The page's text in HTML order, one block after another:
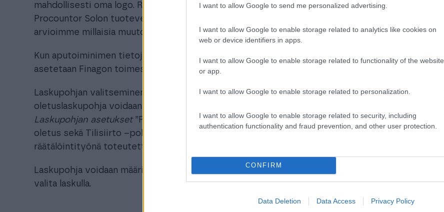
I want to allow Google to send me personalized advertising.
I want to allow Google to enable storage related to analytics like cookies on
web or device identifiers in apps.
I want to allow Google to enable storage related to functionality of the website
or app.
I want to allow Google to enable storage related to personalization.
I want to allow Google to enable storage related to security, including
authentication functionality and fraud prevention, and other user protection.
CONFIRM
Data Deletion Data Access Privacy Policy
mahdollisesti oma logo. Räätälöity laskupohja ei ole käytettävissä Finago
Procountor Solon tuoteversiossa, ole yhteydessä asiakaspalveluun niin
arvioimme millaisia muutoksia laskupohjaasi on mahdollista tehdä.
Kun aputoiminimen tietoja varten toteutettu laskupohja on valmis, tämä
asetetaan Finagon toimesta yrityksen Finago Procountor -ympäristöön.
Laskupohjan valitseminen: Finago Procountorissa käytössä oleva
oletuslaskupohja voidaan määrittää kohdassa
Laskupohjan asetukset ”Pohja”-kentässä. Valmiita vaihtoehtoja ovat Procountor-
oletus sekä Tilisiirto –pohjat. Valikkoon tulee näkyviin myös vaihtoehdoksi
räätälöintityönä toteutettu laskupohja.
Laskupohja voidaan määritellä asiakkaille oletuksena. Laskupohja voidaan myös
valita laskulla.